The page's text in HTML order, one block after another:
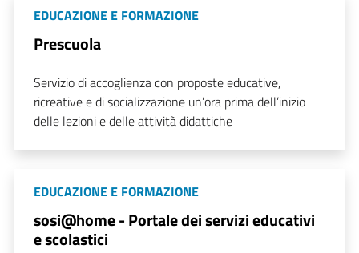
EDUCAZIONE E FORMAZIONE
Prescuola
Servizio di accoglienza con proposte educative,
ricreative e di socializzazione un’ora prima dell’inizio
delle lezioni e delle attività didattiche
EDUCAZIONE E FORMAZIONE
sosi@home - Portale dei servizi educativi
e scolastici